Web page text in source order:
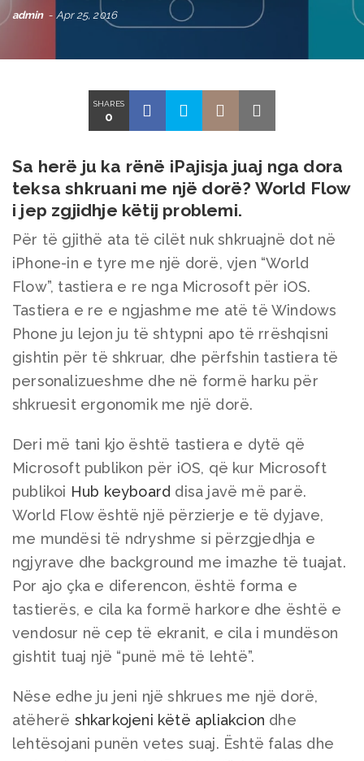
admin Apr 25, 2016
SHARES
0
Sa herë ju ka rënë iPajisja juaj nga dora
teksa shkruani me një dorë? World Flow
i jep zgjidhje këtij problemi.
Për të gjithë ata të cilët nuk shkruajnë dot në
iPhone-in e tyre me një dorë, vjen “World
Flow”, tastiera e re nga Microsoft për iOS.
Tastiera e re e ngjashme me atë të Windows
Phone ju lejon ju të shtypni apo të rrëshqisni
gishtin për të shkruar, dhe përfshin tastiera të
personalizueshme dhe në formë harku për
shkruesit ergonomik me një dorë.
Deri më tani kjo është tastiera e dytë që
Microsoft publikon për iOS, që kur Microsoft
publikoi Hub keyboard disa javë më parë.
World Flow është një përzierje e të dyjave,
me mundësi të ndryshme si përzgjedhja e
ngjyrave dhe background me imazhe të tuajat.
Por ajo çka e diferencon, është forma e
tastierës, e cila ka formë harkore dhe është e
vendosur në cep të ekranit, e cila i mundëson
gishtit tuaj një “punë më të lehtë”.
Nëse edhe ju jeni një shkrues me një dorë,
atëherë shkarkojeni këtë apliakcion dhe
lehtësojani punën vetes suaj. Është falas dhe